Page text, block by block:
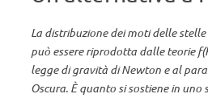
La distribuzione dei moti delle
può essere riprodotta dalle teorie
legge di gravità di Newton e al
Oscura. È quanto si sostiene in